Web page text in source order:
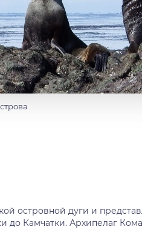
островной дуги и
до Камчатки. Архипелаг